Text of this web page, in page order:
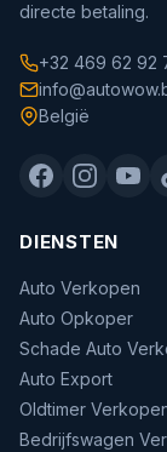
directe betaling.
+32 469 62 92
België
DIENSTEN
Auto Verkopen
Auto Opkoper
Schade Auto
Auto Export
Oldtimer
Bedrijfswagen